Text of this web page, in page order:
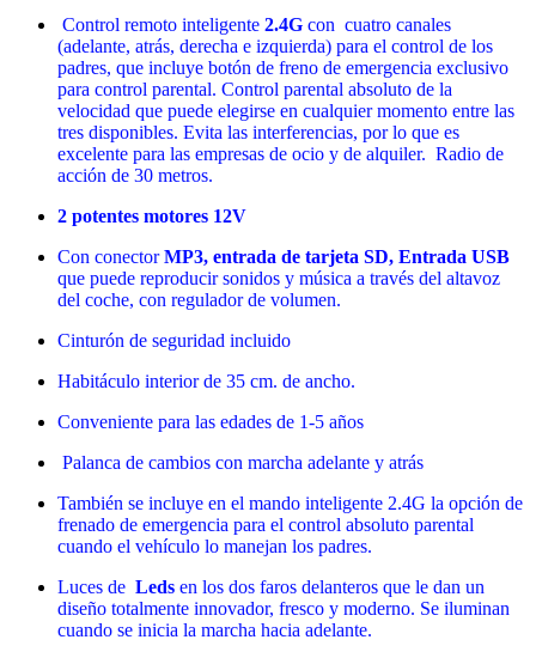
Control remoto inteligente 2.4G con cuatro canales
(adelante, atrás, derecha e izquierda) para el control de los
padres, que incluye botón de freno de emergencia exclusivo
para control parental. Control parental absoluto de la
velocidad que puede elegirse en cualquier momento entre las
tres disponibles. Evita las interferencias, por lo que es
excelente para las empresas de ocio y de alquiler. Radio de
acción de 30 metros.
2 potentes motores 12V
Con conectorMP3, entrada de tarjeta SD, Entrada USB
que puede reproducir sonidos y música a través del altavoz
del coche, con regulador de volumen.
Cinturón de seguridad incluido
Habitáculo interior de 35 cm. de ancho.
Conveniente para las edades de 1-5 años
Palanca de cambios con marcha adelante y atrás
También se incluye en el mando inteligente 2.4G la opción de
frenado de emergencia para el control absoluto parental
cuando el vehículo lo manejan los padres.
Luces de Leds en los dos faros delanteros que le dan un
diseño totalmente innovador, fresco y moderno. Se iluminan
cuando se inicia la marcha hacia adelante.